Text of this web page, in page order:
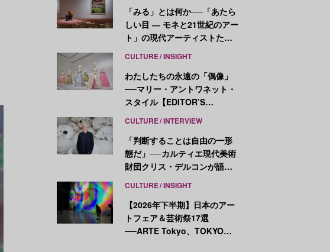
「みる」とは何か──「あたら
しい目 ― モネと21世紀のアー
ト」の現代アーティストたち
CULTURE INSIGHT
わたしたちの永遠の「偶像」
──マリー・アントワネット・
スタイル【EDITOR’S
CULTURE INTERVIEW
「判断することは自由の一形
態だ」──カルティエ現代美術
財団クリス・デルコンが語
CULTURE INSIGHT
【2026年下半期】日本のアー
トフェア＆芸術祭17選
──ARTE Tokyo、TOKYO